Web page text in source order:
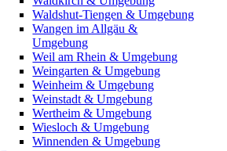
Waldshut-Tiengen & Umgebung
Wangen im Allgäu &
Umgebung
Weil am Rhein & Umgebung
Weingarten & Umgebung
Weinheim & Umgebung
Weinstadt & Umgebung
Wertheim & Umgebung
Wiesloch & Umgebung
Winnenden & Umgebung